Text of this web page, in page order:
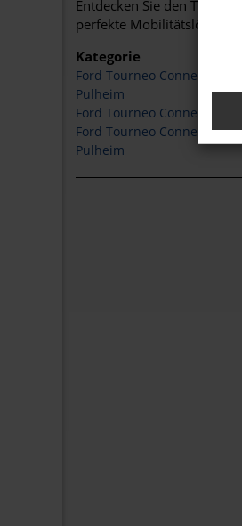
Entdecken Sie den
perfekte Mobilitätslösung
Kategorie
Ford Tourneo Connect
Pulheim
Ford Tourneo Connect
Ford Tourneo Connect
Pulheim